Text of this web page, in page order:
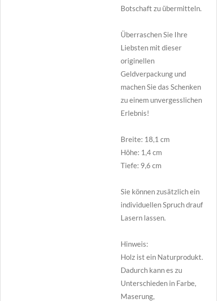
Botschaft zu übermitteln.
Überraschen Sie Ihre
Liebsten mit dieser
originellen
Geldverpackung und
machen Sie das Schenken
zu einem unvergesslichen
Erlebnis!
Breite: 18,1 cm
Höhe: 1,4 cm
Tiefe: 9,6 cm
Sie können zusätzlich ein
individuellen Spruch drauf
Lasern lassen.
Hinweis:
Holz ist ein Naturprodukt.
Dadurch kann es zu
Unterschieden in Farbe,
Maserung,